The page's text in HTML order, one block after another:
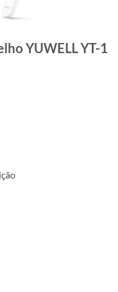
YUWELL YT-1